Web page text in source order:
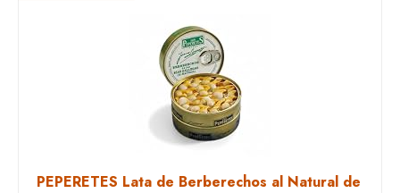
PEPERETES Lata de Berberechos al Natural de